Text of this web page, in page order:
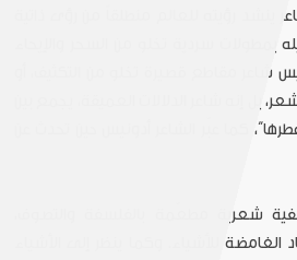
ينشد رؤيته للعالم منطلقاً من رؤى ذاتية
بمطولات سردية تخلو من السحر والإيحاء
شاعر مقاطع قصيرة تخلو من التكثيف، أو
بل إنه شاعر الدلالات العميقة، يجمع بين
كما عبّر الشاعر أدونيس حين تحدث عن
شعرية مطعّمة بالفلسفة والتصوف،
الغامضة للأشياء. وكما ينظر إلى الأشياء